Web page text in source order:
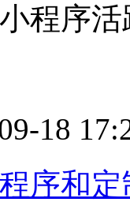
程序
18
序和